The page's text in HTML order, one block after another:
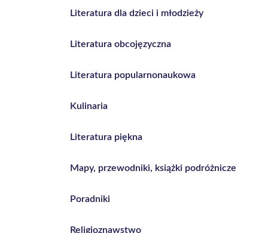
Literatura dla dzieci i młodzieży
Literatura obcojęzyczna
Literatura popularnonaukowa
Kulinaria
Literatura piękna
Mapy, przewodniki, książki podróżnicze
Poradniki
Religioznawstwo